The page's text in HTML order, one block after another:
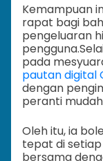
Kemampuan
rapat bagi
pengeluaran
pengguna.
pada
pautan digital
dengan
peranti
Oleh itu, ia
tepat di
bersama